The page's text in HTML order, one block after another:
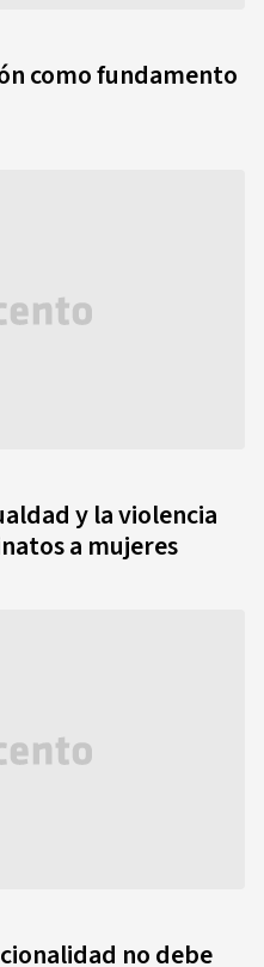
como fundamento
y la violencia
a mujeres
no debe